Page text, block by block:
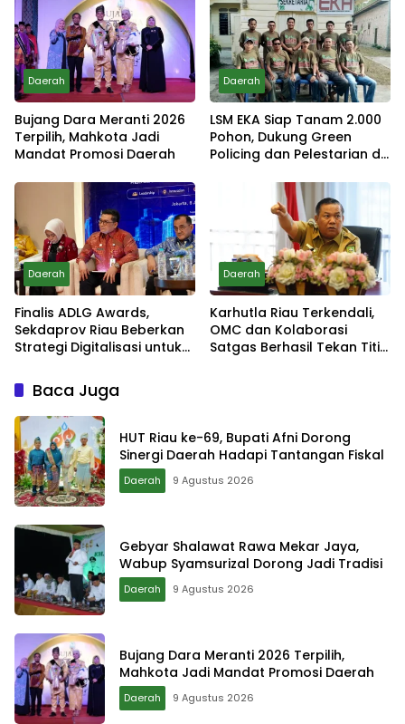
Daerah
Bujang Dara Meranti 2026
Terpilih, Mahkota Jadi
Mandat Promosi Daerah
Daerah
LSM EKA Siap Tanam 2.000
Pohon, Dukung Green
Policing dan Pelestarian di
Daerah
Finalis ADLG Awards,
Sekdaprov Riau Beberkan
Strategi Digitalisasi untuk
Daerah
Karhutla Riau Terkendali,
OMC dan Kolaborasi
Satgas Berhasil Tekan Titik
Baca Juga
HUT Riau ke-69, Bupati Afni Dorong
Sinergi Daerah Hadapi Tantangan Fiskal
Daerah 9 Agustus 2026
Gebyar Shalawat Rawa Mekar Jaya,
Wabup Syamsurizal Dorong Jadi Tradisi
Daerah 9 Agustus 2026
Bujang Dara Meranti 2026 Terpilih,
Mahkota Jadi Mandat Promosi Daerah
Daerah 9 Agustus 2026